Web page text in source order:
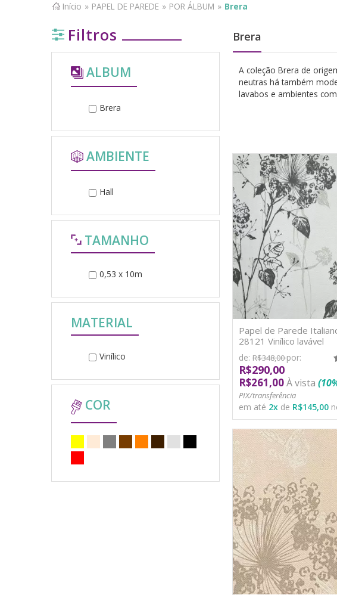
Início » PAPEL DE PAREDE » POR ÁLBUM » Brera
Filtros
ALBUM
Brera
AMBIENTE
Hall
TAMANHO
0,53 x 10m
MATERIAL
Vinílico
COR
Brera
A coleção Brera de
neutras há também
lavabos e ambientes
Papel de Parede
28121 Vinílico lavável
de: R$348,00por:
R$290,00
R$261,00À vista
PIX/transferência
em até 2x de R$145,00